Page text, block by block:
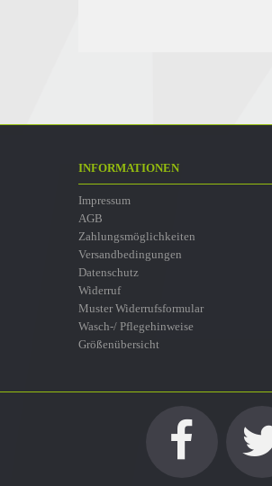
INFORMATIONEN
Impressum
AGB
Zahlungsmöglichkeiten
Versandbedingungen
Datenschutz
Widerruf
Muster Widerrufsformular
Wasch-/ Pflegehinweise
Größenübersicht